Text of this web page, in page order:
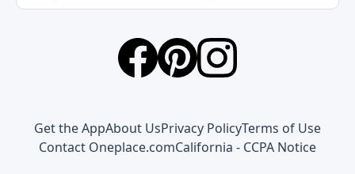
Get the AppAbout UsPrivacy PolicyTerms of Use
Contact Oneplace.comCalifornia - CCPA Notice